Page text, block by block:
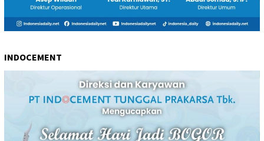
INDOCEMENT